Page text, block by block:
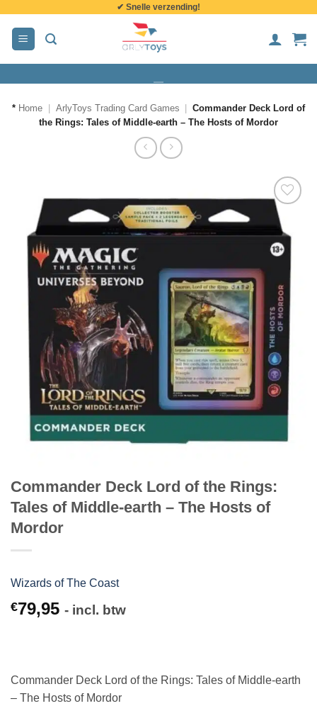
inhoud
✔ Snelle verzending!
* Home ArlyToys Trading Card Games
Commander Deck Lord of
the Rings: Tales of Middle-earth – The Hosts of Mordor
Commander Deck Lord of the Rings:
Tales of Middle-earth – The Hosts of
Mordor
Wizards of The Coast
€79,95 - incl. btw
Commander Deck Lord of the Rings: Tales of Middle-earth
– The Hosts of Mordor